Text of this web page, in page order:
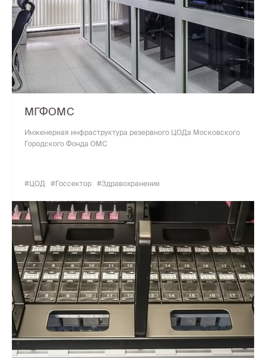
МГФОМС
Инженерная инфраструктура резервного ЦОДа Московского
Городского Фонда ОМС
#ЦОД #Госсектор #Здравохранение